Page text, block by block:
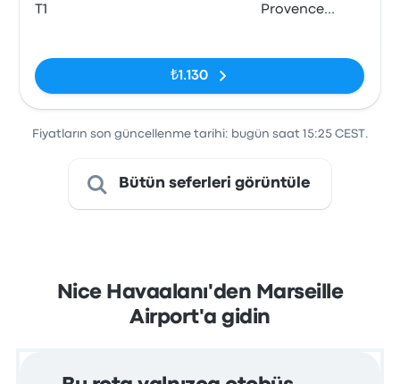
T1
Provence
₺1.130
Fiyatların son güncellenme tarihi: bugün saat 15:25 CEST.
Bütün seferleri görüntüle
Nice Havaalanı'den Marseille
Airport'a gidin